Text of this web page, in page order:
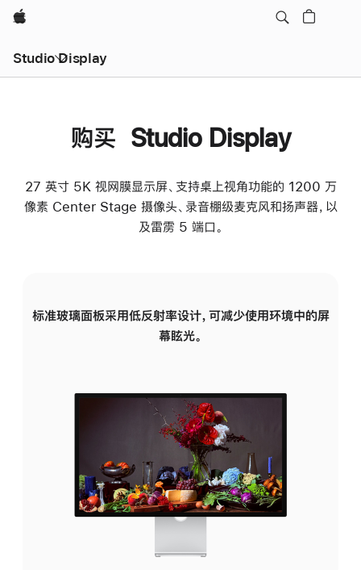
Apple
Studio Display
购买 Studio Display
27 英寸 5K 视网膜显示屏、支持桌上视角功能的 1200 万
像素 Center Stage 摄像头、录音棚级麦克风和扬声器，以
及雷雳 5 端口。
标准玻璃面板采用低反射率设计，可减少使用环境中的屏
幕眩光。